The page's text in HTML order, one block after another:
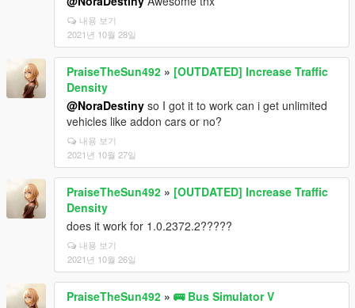
내용 보기
2021년 10월 28일
PraiseTheSun492 » [OUTDATED] Increase Traffic
Density
@NoraDestiny so I got it to work can i get unlimited
vehicles like addon cars or no?
내용 보기
2021년 10월 27일
PraiseTheSun492 » [OUTDATED] Increase Traffic
Density
does it work for 1.0.2372.2?????
내용 보기
2021년 10월 26일
PraiseTheSun492 » 🚌 Bus Simulator V